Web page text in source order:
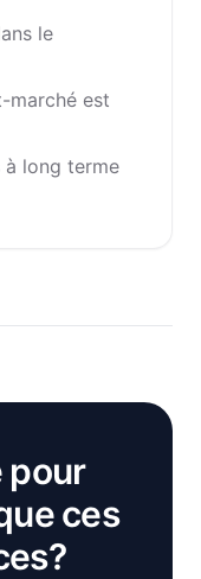
le
marché est
à long terme
pour
ces